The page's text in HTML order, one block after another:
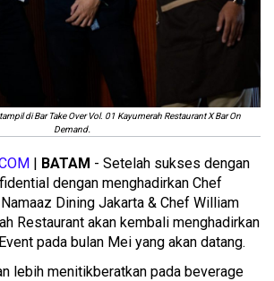
di Bar Take Over Vol. 01 Kayumerah Restaurant X Bar On
Demand.
BATAM - Setelah sukses dengan
dengan menghadirkan Chef
Dining Jakarta & Chef William
Restaurant akan kembali menghadirkan
pada bulan Mei yang akan datang.
lebih menitikberatkan pada beverage